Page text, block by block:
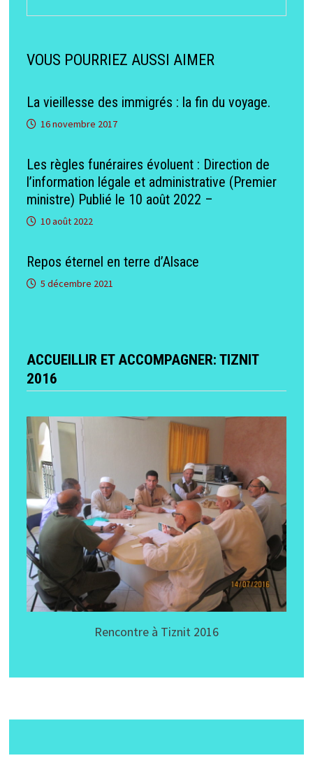
VOUS POURRIEZ AUSSI AIMER
La vieillesse des immigrés : la fin du voyage.
16 novembre 2017
Les règles funéraires évoluent : Direction de
l’information légale et administrative (Premier
ministre) Publié le 10 août 2022 –
10 août 2022
Repos éternel en terre d’Alsace
5 décembre 2021
ACCUEILLIR ET ACCOMPAGNER: TIZNIT
2016
Rencontre à Tiznit 2016